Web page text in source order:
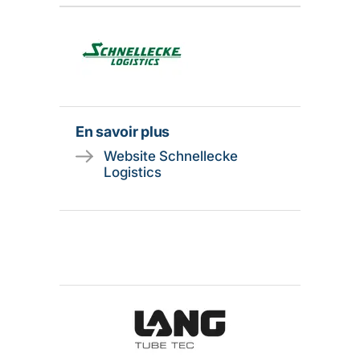
En savoir plus
Website Schnellecke
Logistics